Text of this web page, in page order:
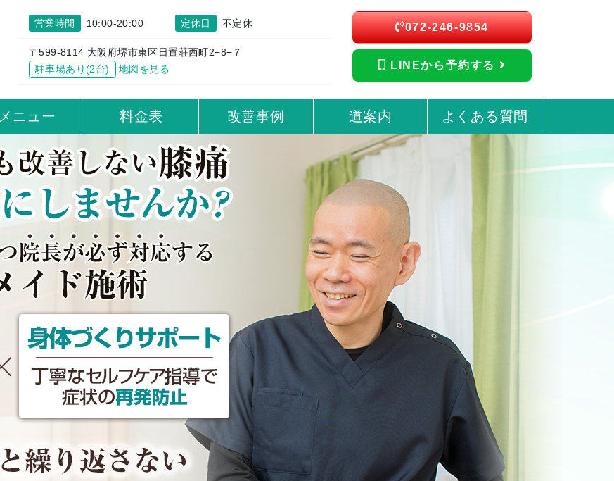
営業時間 10:00-20:00 定休日 不定休
〒599-8114 大阪府堺市東区日置荘西町2−8−７
駐車場あり(2台)
地図を見る
072-246-9854
LINEから予約する
メニュー 料金表 改善事例 道案内 よくある質問